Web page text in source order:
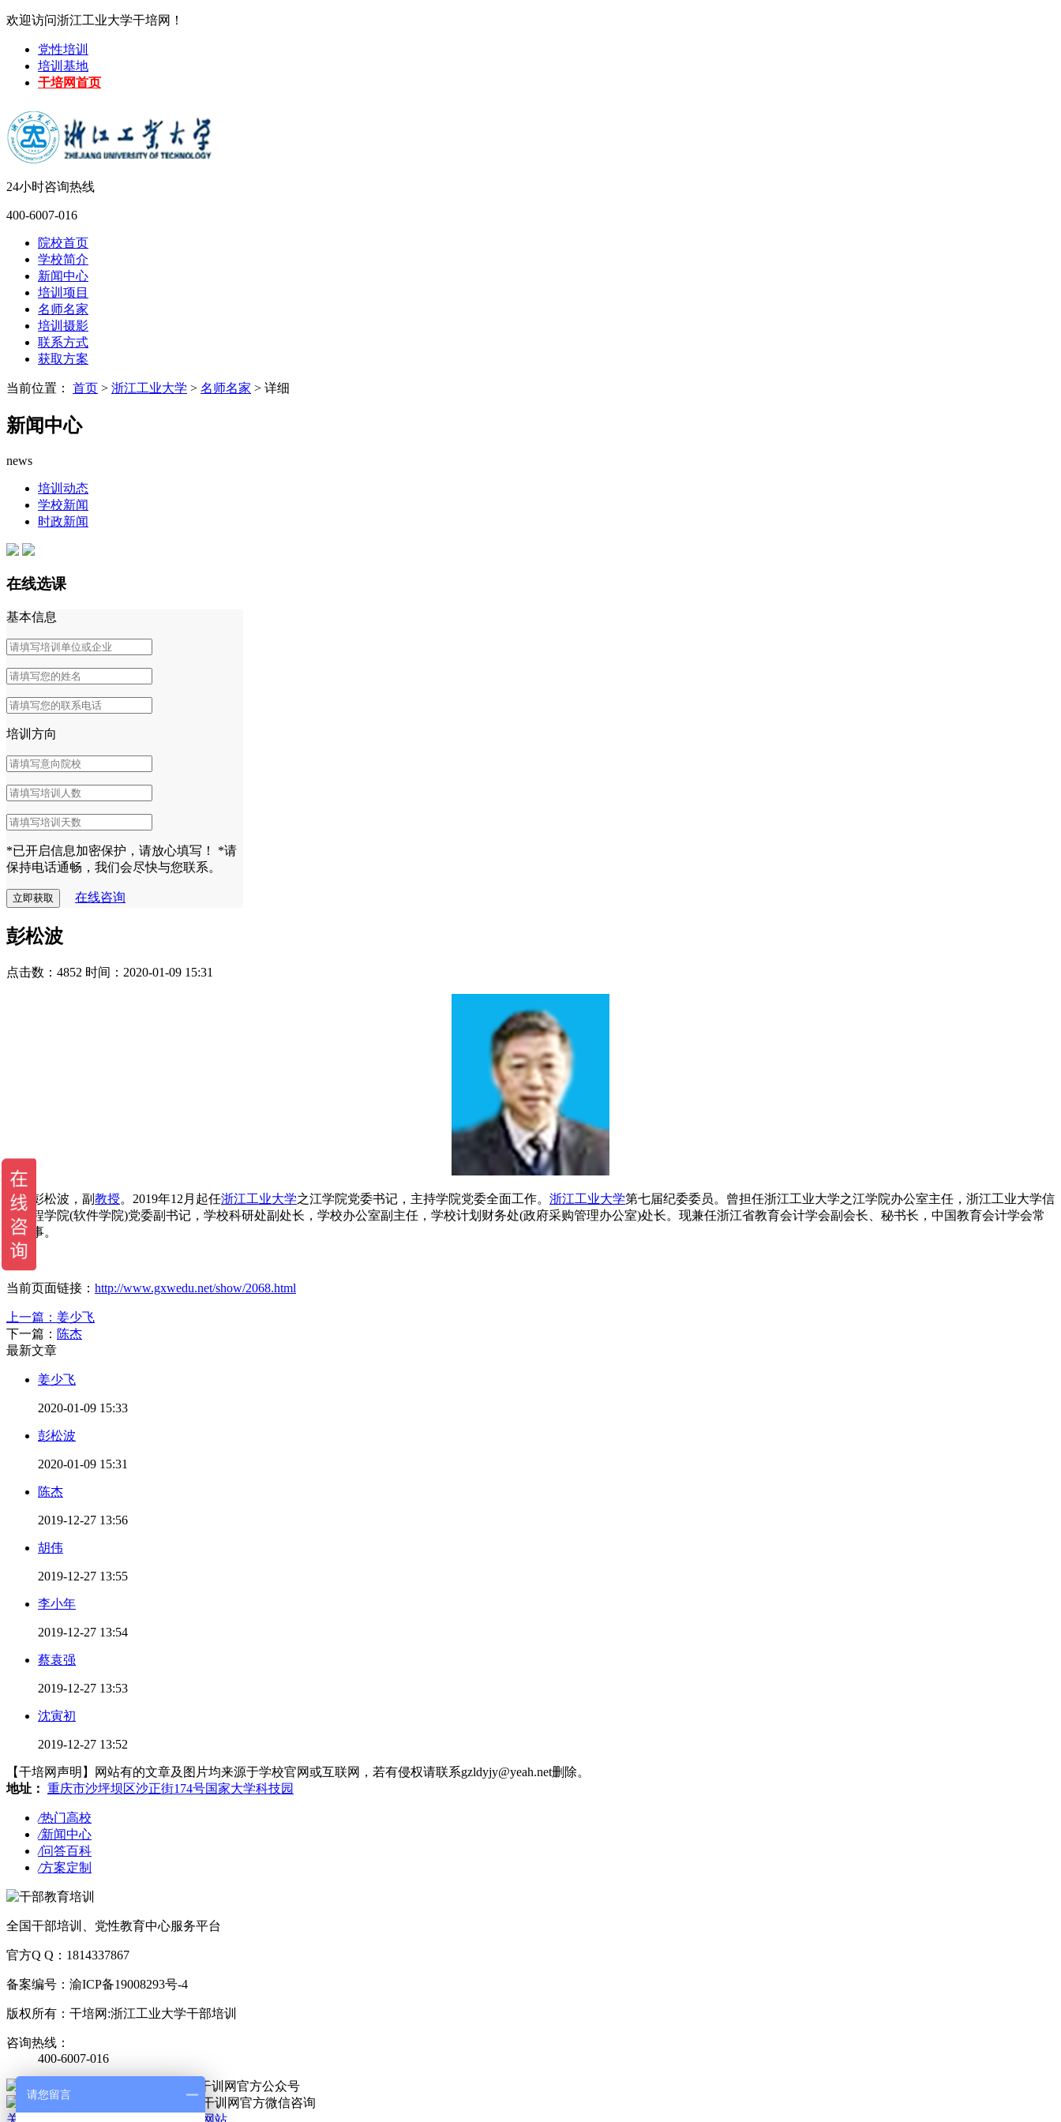
欢迎访问浙江工业大学干培网！
党性培训
培训基地
干培网首页
24小时咨询热线
400-6007-016
院校首页
学校简介
新闻中心
培训项目
名师名家
培训摄影
联系方式
获取方案
当前位置： 首页 > 浙江工业大学 > 名师名家 > 详细
新闻中心
news
培训动态
学校新闻
时政新闻
在线选课
基本信息
培训方向
*已开启信息加密保护，请放心填写！
*请
保持电话通畅，我们会尽快与您联系。
在线咨询
彭松波
点击数：4852 时间：2020-01-09 15:31
彭松波，副 教授。2019年12月起任浙江工业大学之江学院党委书记，主持学院党委全面工作。 浙江工业大学第七届纪委委员。曾担任浙江工业大学之江学院办公室主任，浙江工业大学信
息工程学院(软件学院)党委副书记，学校科研处副处长，学校办公室副主任，学校计划财务处(政府采购管理办公室)处长。现兼任浙江省教育会计学会副会长、秘书长，中国教育会计学会常
务理事。
当前页面链接： http://www.gxwedu.net/show/2068.html
上一篇： 姜少飞
下一篇： 陈杰
最新文章
姜少飞
2020-01-09 15:33
彭松波
2020-01-09 15:31
陈杰
2019-12-27 13:56
胡伟
2019-12-27 13:55
李小年
2019-12-27 13:54
蔡袁强
2019-12-27 13:53
沈寅初
2019-12-27 13:52
【干培网声明】网站有的文章及图片均来源于学校官网或互联网，若有侵权请联系gzldyjy@yeah.net删除。
地址： 重庆市沙坪坝区沙正街174号国家大学科技园
/热门高校
/新闻中心
/问答百科
/方案定制
全国干部培训、党性教育中心服务平台
官方Q Q：1814337867
备案编号：渝ICP备19008293号-4
版权所有：干培网:浙江工业大学干部培训
咨询热线：
400-6007-016
关于我们
手机网站
请您留言